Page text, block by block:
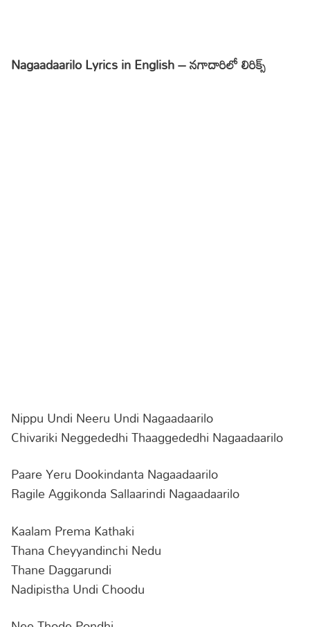
Nagaadaarilo Lyrics in English – నగాదారిలో లిరిక్స్
Nippu Undi Neeru Undi Nagaadaarilo
Chivariki Neggededhi Thaaggededhi Nagaadaarilo
Paare Yeru Dookindanta Nagaadaarilo
Ragile Aggikonda Sallaarindi Nagaadaarilo
Kaalam Prema Kathaki
Thana Cheyyandinchi Nedu
Thane Daggarundi
Nadipistha Undi Choodu